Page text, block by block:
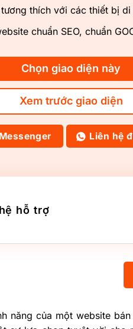
thích với các thiết bị di
chuẩn SEO, chuẩn
Chọn giao diện này
Xem trước giao diện
Liên hệ
hỗ trợ
năng của một website bán